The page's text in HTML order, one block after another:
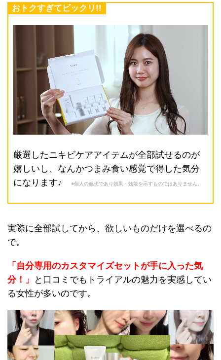
おトクすぎてビックリ!!
厳選したニキビケアアイテムが全部試せるのが
嬉しいし、なんかつまみ食い感覚で得した気分
になります♪
※個人の感想であり効果・効能を示すものではありません。
実際に全部試してから、欲しいものだけを選べるの
で。
「自分専用のカスタマイズセットが手に入った気
分！」
と口コミでもトライアルの魅力を実感してい
る女性が多いのです。